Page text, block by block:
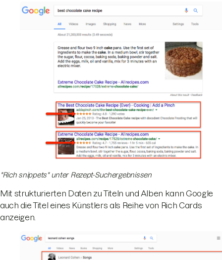
"Rich snippets" unter Rezept-Suchergebnissen
Mit strukturierten Daten zu Titeln und Alben kann Google
auch die Titel eines Künstlers als Reihe von Rich Cards
anzeigen.